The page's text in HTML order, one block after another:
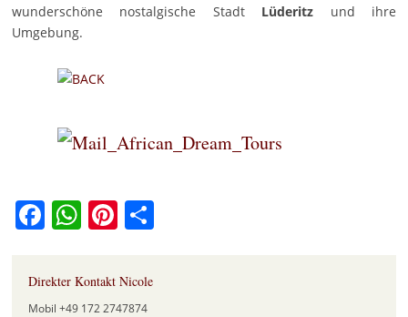
wunderschöne nostalgische Stadt Lüderitz und ihre
Umgebung.
Facebook
WhatsApp
Pinterest
Teilen
Direkter Kontakt Nicole
Mobil +49 172 2747874